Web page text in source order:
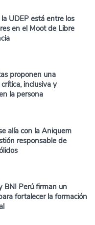
UDEP está entre los
en el Moot de Libre
proponen una
inclusiva y
la persona
alía con la Aniquem
responsable de
BNI Perú firman un
fortalecer la formación